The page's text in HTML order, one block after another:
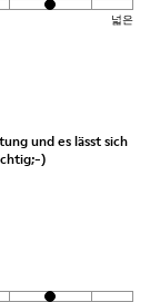
넓은
und es lässt sich
)